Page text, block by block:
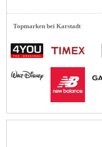
Topmarken bei Karstadt